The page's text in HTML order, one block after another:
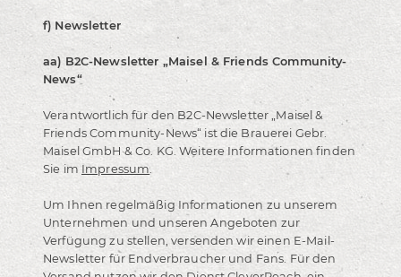
f) Newsletter
aa) B2C-Newsletter „Maisel & Friends Community-
News“
Verantwortlich für den B2C-Newsletter „Maisel &
Friends Community-News“ ist die Brauerei Gebr.
Maisel GmbH & Co. KG. Weitere Informationen finden
Sie im Impressum.
Um Ihnen regelmäßig Informationen zu unserem
Unternehmen und unseren Angeboten zur
Verfügung zu stellen, versenden wir einen E-Mail-
Newsletter für Endverbraucher und Fans. Für den